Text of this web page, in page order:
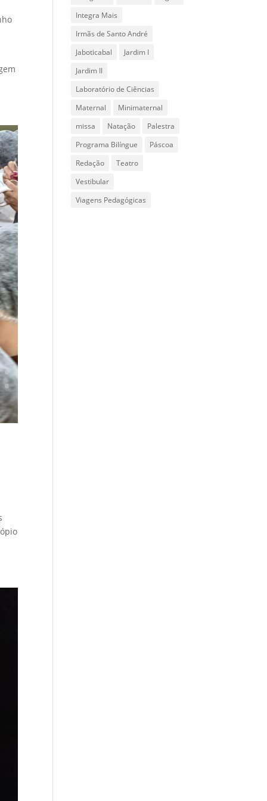
Integra Mais
Irmãs de Santo André
Jaboticabal
Jardim I
Jardim II
Laboratório de Ciências
Maternal
Minimaternal
missa
Natação
Palestra
Programa Bilíngue
Páscoa
Redação
Teatro
Vestibular
Viagens Pedagógicas